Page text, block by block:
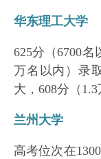
华东理工大学
625分（6700
万名以内）录
大，608分（1.3
兰州大学
高考位次在